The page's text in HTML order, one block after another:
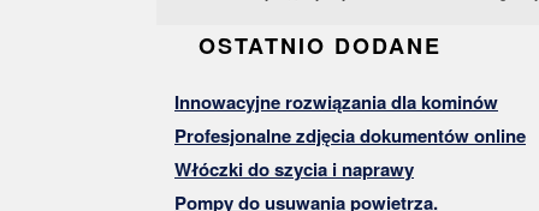
OSTATNIO DODANE
Innowacyjne rozwiązania dla kominów
Profesjonalne zdjęcia dokumentów online
Włóczki do szycia i naprawy
Pompy do usuwania powietrza.